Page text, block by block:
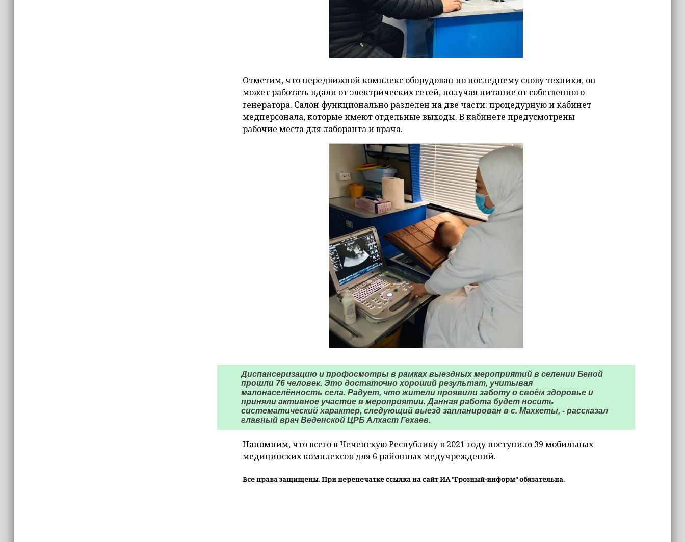
Отметим, что передвижной комплекс оборудован по последнему слову техники, он
может работать вдали от электрических сетей, получая питание от собственного
генератора. Салон функционально разделен на две части: процедурную и кабинет
медперсонала, которые имеют отдельные выходы. В кабинете предусмотрены
рабочие места для лаборанта и врача.
Диспансеризацию и профосмотры в рамках выездных мероприятий в селении Беной
прошли 76 человек. Это достаточно хороший результат, учитывая
малонаселённость села. Радует, что жители проявили заботу о своём здоровье и
приняли активное участие в мероприятии. Данная работа будет носить
систематический характер, следующий выезд запланирован в с. Махкеты, - рассказал
главный врач Веденской ЦРБ Алхаст Гехаев.
Напомним, что всего в Чеченскую Республику в 2021 году поступило 39 мобильных
медицинских комплексов для 6 районных медучреждений.
Все права защищены. При перепечатке ссылка на сайт ИА "Грозный-информ" обязательна.